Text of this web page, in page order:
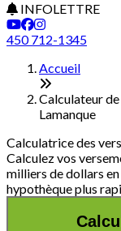
INFOLETTRE
450 712-1345
Accueil
Calculateur
Lamanque
Calculatrice des
Calculez vos
milliers de dollars
hypothèque plus